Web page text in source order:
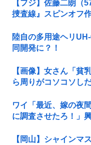
【フジ】佐藤二朗（
捜査線』スピンオフ
陸自の多用途ヘリ
同開発に？！
【画像】女さん「貧
ら周りがコソコソし
ワイ「最近、嫁の夜
に調査させたろ！」
【岡山】シャインマ